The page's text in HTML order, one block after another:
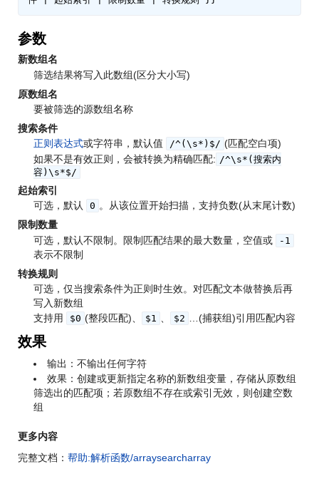
参数
新数组名
筛选结果将写入此数组(区分大小写)
原数组名
要被筛选的源数组名称
搜索条件
正则表达式或字符串，默认值 /^(\s*)$/ (匹配空白项)
如果不是有效正则，会被转换为精确匹配: /^\s*(搜索内
容)\s*$/
起始索引
可选，默认
0 。从该位置开始扫描，支持负数(从末尾计数)
限制数量
可选，默认不限制。限制匹配结果的最大数量，空值或
-1
表示不限制
转换规则
可选，仅当搜索条件为正则时生效。对匹配文本做替换后再
写入新数组
支持用
$0 (整段匹配)、 $1 、 $2 …(捕获组)引用匹配内容
效果
输出：不输出任何字符
效果：创建或更新指定名称的新数组变量，存储从原数组
筛选出的匹配项；若原数组不存在或索引无效，则创建空数
组
更多内容
完整文档： 帮助:解析函数/arraysearcharray